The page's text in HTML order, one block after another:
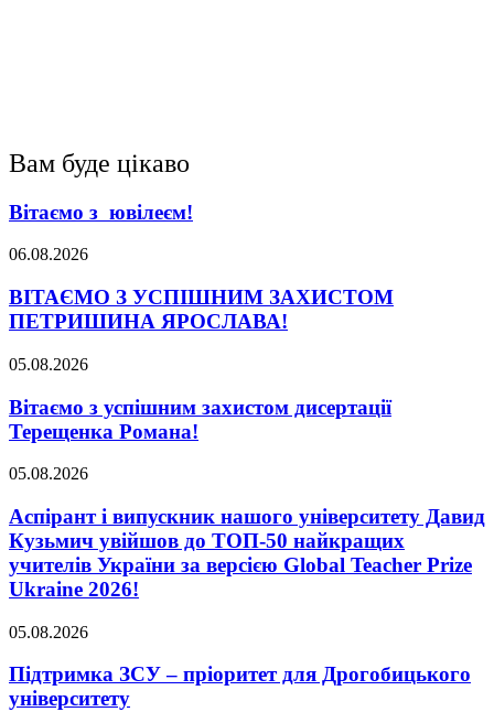
Вам буде цікаво
Вітаємо з ювілеєм!
06.08.2026
ВІТАЄМО З УСПІШНИМ ЗАХИСТОМ
ПЕТРИШИНА ЯРОСЛАВА!
05.08.2026
Вітаємо з успішним захистом дисертації
Терещенка Романа!
05.08.2026
Аспірант і випускник нашого університету Давид
Кузьмич увійшов до ТОП-50 найкращих
учителів України за версією Global Teacher Prize
Ukraine 2026!
05.08.2026
Підтримка ЗСУ – пріоритет для Дрогобицького
університету